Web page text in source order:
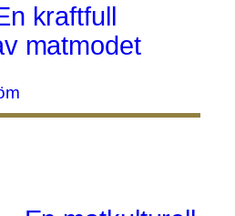
kraftfull
matmodet